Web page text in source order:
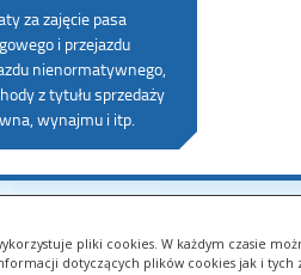
pliki cookies. W każdym czasie
dotyczących plików cookies jak i
za zajęcie pasa
i przejazdu
nienormatywnego,
z tytułu sprzedaży
wynajmu i itp.